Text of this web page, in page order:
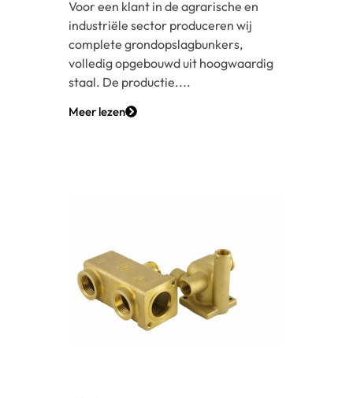
Voor een klant in de agrarische en
industriële sector produceren wij
complete grondopslagbunkers,
volledig opgebouwd uit hoogwaardig
staal. De productie....
Meer lezen